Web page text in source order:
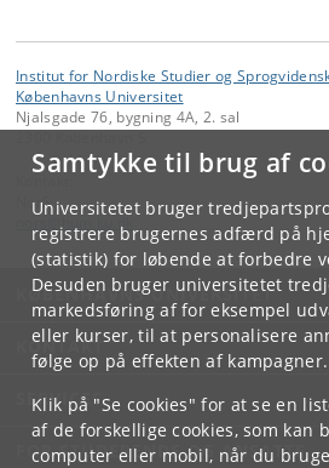
Samtykke til brug af
Universitetet bruger
registrere brugernes adfærd på
(statistik) for løbende at forbedre
Desuden bruger universitetet
markedsføring af for eksempel
eller kurser, til at personalisere
følge op på effekten af kampagner.
Klik på "Se cookies" for at se en
af de forskellige cookies, som kan
computer eller mobil, når du
Institut for Nordiske Studier og
Københavns Universitet
Njalsgade 76, bygning 4A, 2. sal
NorS
KØBENHAVNS UNIVERSITET
KONTAKT
SERVICES
FOR STUDERENDE OG ANSATTE